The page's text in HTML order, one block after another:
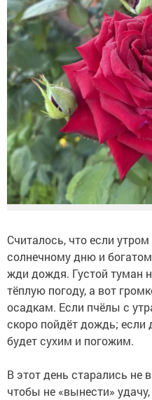
Считалось, что если
солнечному дню и
жди дождя. Густой туман
тёплую погоду, а вот
осадкам. Если пчёлы с
скоро пойдёт дождь;
будет сухим и погожим.
В этот день старались
чтобы не «вынести»